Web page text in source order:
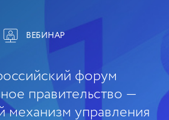
ВЕБИНАР
форум
правительство —
механизм управления